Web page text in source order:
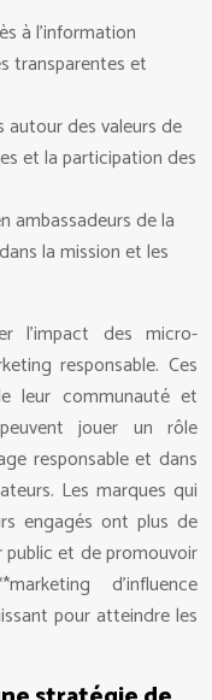
à l’information
transparentes et
autour des valeurs de
et la participation des
ambassadeurs de la
la mission et les
l’impact des micro-
responsable. Ces
leur communauté et
jouer un rôle
responsable et dans
Les marques qui
engagés ont plus de
et de promouvoir
d’influence
pour atteindre les